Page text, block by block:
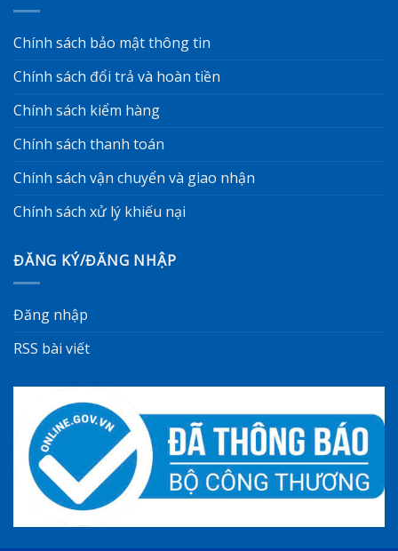
Chính sách bảo mật thông tin
Chính sách đổi trả và hoàn tiền
Chính sách kiểm hàng
Chính sách thanh toán
Chính sách vận chuyển và giao nhận
Chính sách xử lý khiếu nại
ĐĂNG KÝ/ĐĂNG NHẬP
Đăng nhập
RSS bài viết